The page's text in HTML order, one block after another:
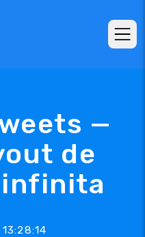
—
de
infinita